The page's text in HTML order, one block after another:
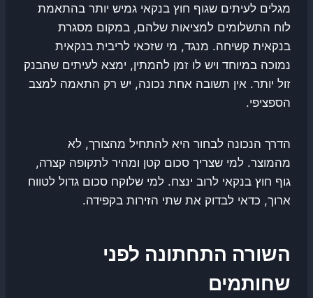
מגלים לעיתים שגוף חוץ בנקאי גמיש יותר בהתאמת
לוח התשלומים למציאות שלהם, במקום מסגרת
בנקאית קשיחה. מנגד, מי שזכאי לריבית בנקאית
נמוכה במיוחד ויש לו זמן להמתין, ימצא לעיתים שהבנק
זול יותר. אין תשובה אחת נכונה, יש רק התאמה למצב
הספציפי.
הדרך הנכונה לבחור היא להתחיל מהצורך, לא
מהמוצר. למי שצריך סכום קטן ומהיר לתקופה קצרה,
גוף חוץ בנקאי לרוב ינצח. למי שלוקח סכום גדול לטווח
ארוך, כדאי לבדוק את שתי הזירות בקפידה.
השורה התחתונה לפני
שחותמים